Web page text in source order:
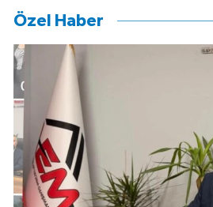
Özel Haber